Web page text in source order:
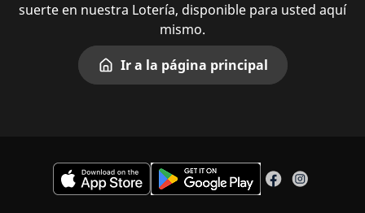
suerte en nuestra Lotería, disponible para usted aquí
mismo.
Ir a la página principal